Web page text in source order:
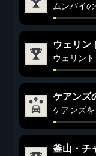
ムンバイ
ウェリン
ウェリン
ケアンズ
ケアンズ
釜山・チ